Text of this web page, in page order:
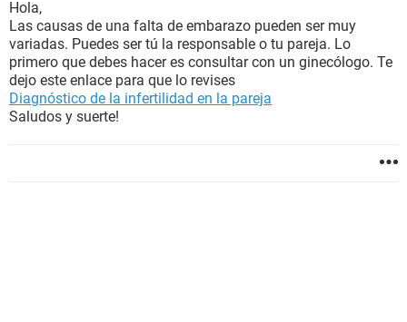
Hola,
Las causas de una falta de embarazo pueden ser muy
variadas. Puedes ser tú la responsable o tu pareja. Lo
primero que debes hacer es consultar con un ginecólogo. Te
dejo este enlace para que lo revises
Diagnóstico de la infertilidad en la pareja
Saludos y suerte!